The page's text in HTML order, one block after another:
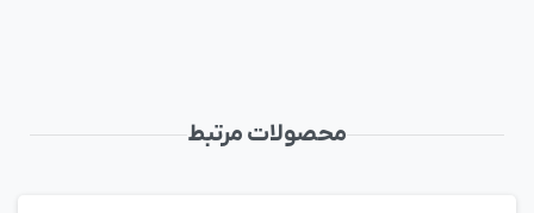
محصولات مرتبط